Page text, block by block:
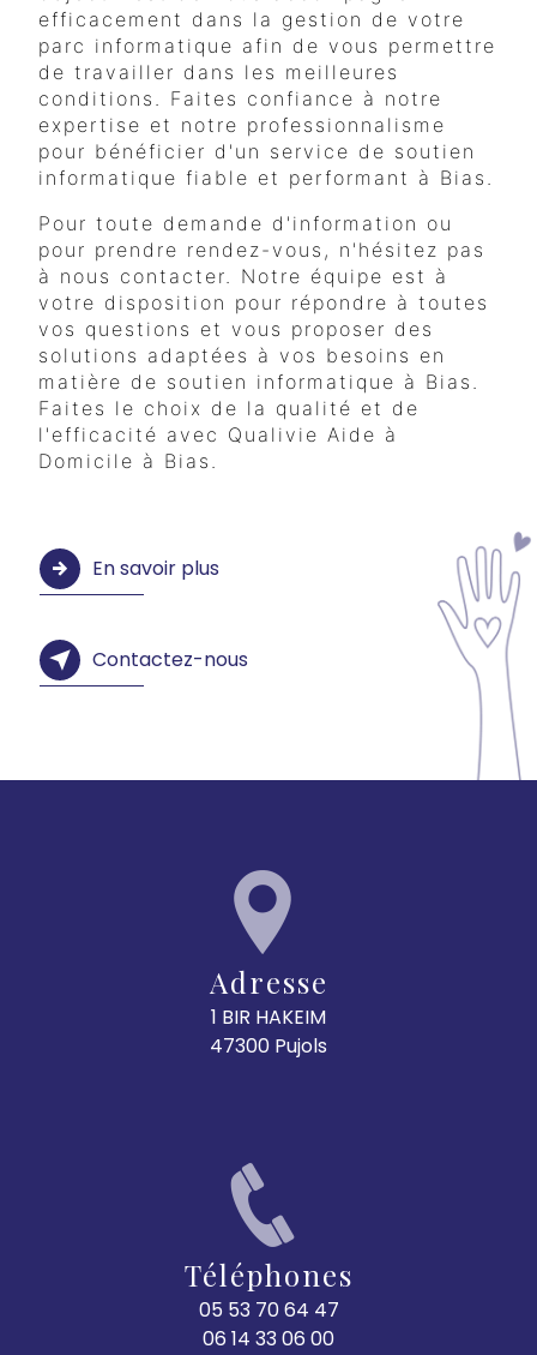
efficacement dans la gestion de votre
parc informatique afin de vous permettre
de travailler dans les meilleures
conditions. Faites confiance à notre
expertise et notre professionnalisme
pour bénéficier d'un service de soutien
informatique fiable et performant à Bias.
Pour toute demande d'information ou
pour prendre rendez-vous, n'hésitez pas
à nous contacter. Notre équipe est à
votre disposition pour répondre à toutes
vos questions et vous proposer des
solutions adaptées à vos besoins en
matière de soutien informatique à Bias.
Faites le choix de la qualité et de
l'efficacité avec Qualivie Aide à
Domicile à Bias.
En savoir plus
Contactez-nous
Adresse
1 BIR HAKEIM
47300 Pujols
Téléphones
05 53 70 64 47
06 14 33 06 00